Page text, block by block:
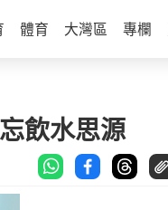
體育 大灣區 專欄
飲水思源